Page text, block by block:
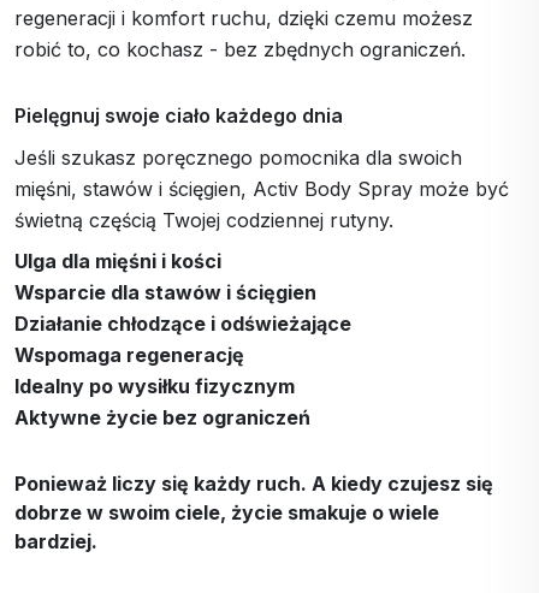
regeneracji i komfort ruchu, dzięki czemu możesz
robić to, co kochasz - bez zbędnych ograniczeń.
Pielęgnuj swoje ciało każdego dnia
Jeśli szukasz poręcznego pomocnika dla swoich
mięśni, stawów i ścięgien, Activ Body Spray może być
świetną częścią Twojej codziennej rutyny.
Ulga dla mięśni i kości
Wsparcie dla stawów i ścięgien
Działanie chłodzące i odświeżające
Wspomaga regenerację
Idealny po wysiłku fizycznym
Aktywne życie bez ograniczeń
Ponieważ liczy się każdy ruch. A kiedy czujesz się
dobrze w swoim ciele, życie smakuje o wiele
bardziej.